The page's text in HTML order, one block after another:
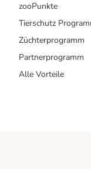
zooPunkte
Tierschutz
Züchterprogramm
Partnerprogramm
Alle Vorteile